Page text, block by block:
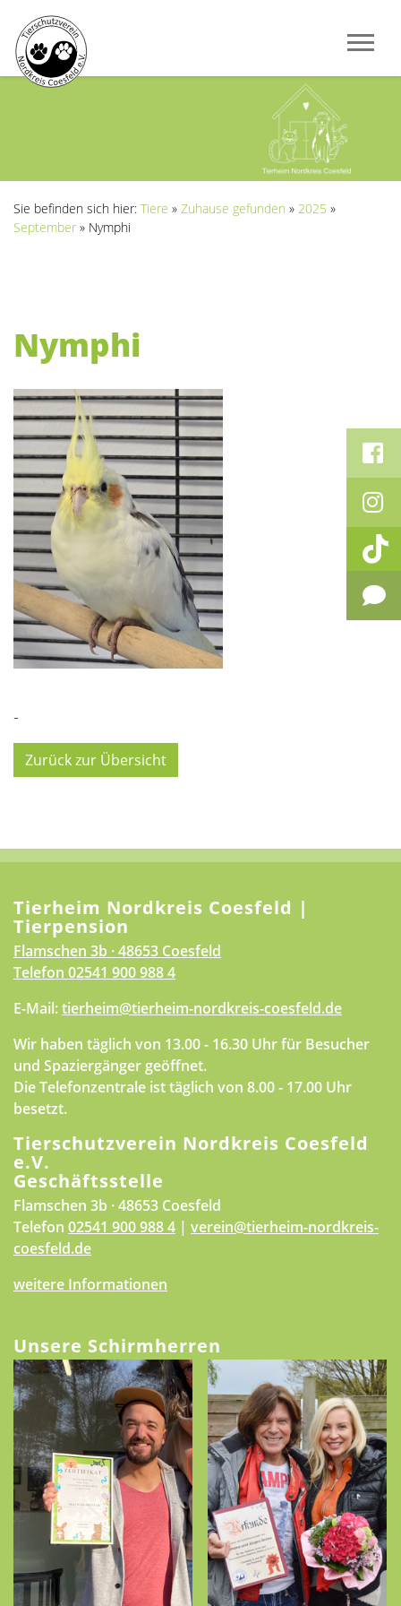
Sie befinden sich hier: Tiere » Zuhause gefunden » 2025 »
September » Nymphi
Nymphi
-
Zurück zur Übersicht
Tierheim Nordkreis Coesfeld |
Tierpension
Flamschen 3b · 48653 Coesfeld
Telefon 02541 900 988 4
E-Mail:tierheim@tierheim-nordkreis-coesfeld.de
Wir haben täglich von 13.00 - 16.30 Uhr für Besucher
und Spaziergänger geöffnet.
Die Telefonzentrale ist täglich von 8.00 - 17.00 Uhr
besetzt.
Tierschutzverein Nordkreis Coesfeld
e.V.
Geschäftsstelle
Flamschen 3b · 48653 Coesfeld
Telefon 02541 900 988 4 | verein@tierheim-nordkreis-
coesfeld.de
weitere Informationen
Unsere Schirmherren